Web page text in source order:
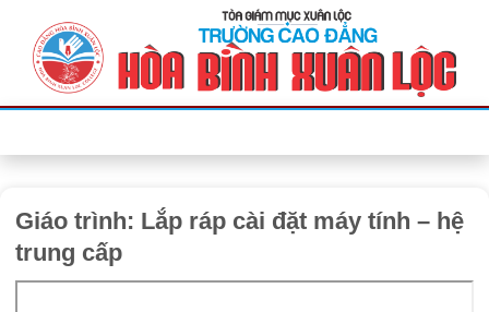
Giáo trình: Lắp ráp cài đặt máy tính – hệ
trung cấp